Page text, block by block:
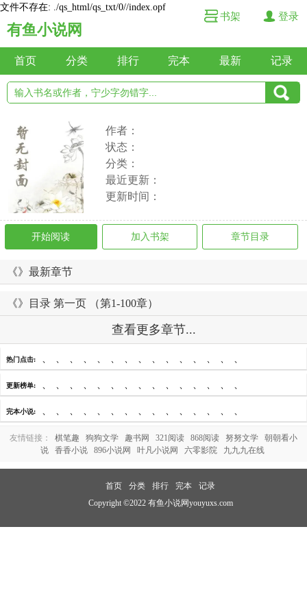
文件不存在: ./qs_html/qs_txt/0//index.opf
有鱼小说网
书架 登录
首页 分类 排行 完本 最新 记录
作者：
状态：
分类：
最近更新：
更新时间：
开始阅读 加入书架 章节目录
《》最新章节
《》目录 第一页 （第1-100章）
查看更多章节...
热门点击: 、 、 、 、 、 、 、 、 、 、 、 、 、 、 、
更新榜单: 、 、 、 、 、 、 、 、 、 、 、 、 、 、 、
完本小说: 、 、 、 、 、 、 、 、 、 、 、 、 、 、 、
友情链接： 棋笔趣 狗狗文学 趣书网 321阅读 868阅读 努努文学
朝朝看小
说
香香小说 896小说网 叶凡小说网 六零影院 九九九在线
首页 分类 排行 完本
记录
Copyright ©2022 有鱼小说网youyuxs.com